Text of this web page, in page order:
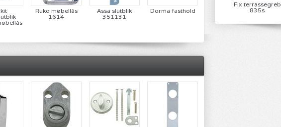
Ruko møbellås
1614
Assa slutblik
351131
Dorma fasthold
Fix terrassegreb
835s